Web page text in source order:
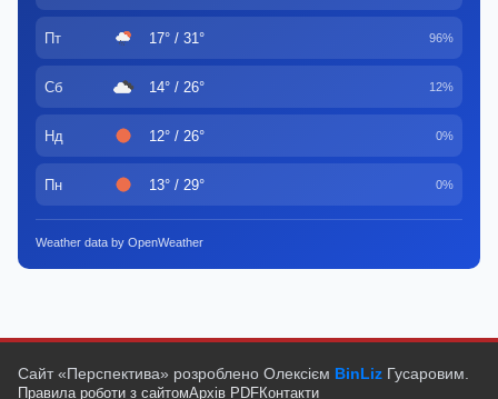
Пт 17° / 31° 96%
Сб 14° / 26° 12%
Нд 12° / 26° 0%
Пн 13° / 29° 0%
Weather data by OpenWeather
Сайт «Перспектива» розроблено Олексієм BinLiz Гусаровим.
Правила роботи з сайтомАрхів PDFКонтакти